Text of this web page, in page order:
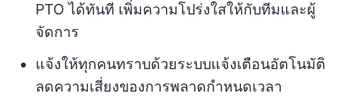
PTO ได้ทันที เพิ่มความโปร่งใสให้กับทีมและผู้
จัดการ
แจ้งให้ทุกคนทราบด้วยระบบแจ้งเตือนอัตโนมัติ
ลดความเสี่ยงของการพลาดกำหนดเวลา